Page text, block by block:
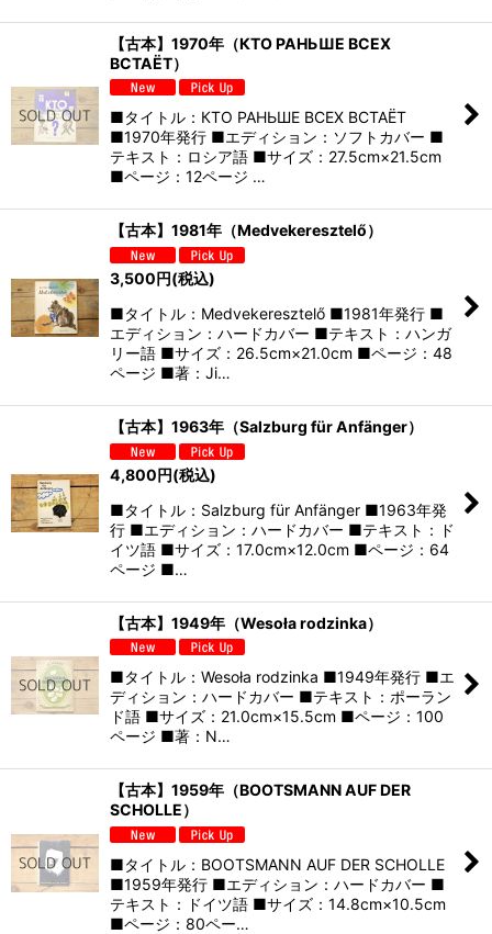
【古本】1970年（КТО РАНЬШЕ BCEX
ВСТАЁТ）
■タイトル：КТО РАНЬШЕ BCEX ВСТАЁТ
■1970年発行 ■エディション：ソフトカバー ■
テキスト：ロシア語 ■サイズ：27.5cm×21.5cm
■ページ：12ページ …
【古本】1981年（Medvekeresztelő）
3,500円(税込)
■タイトル：Medvekeresztelő ■1981年発行 ■
エディション：ハードカバー ■テキスト：ハンガ
リー語 ■サイズ：26.5cm×21.0cm ■ページ：48
ページ ■著：Ji…
【古本】1963年（Salzburg für Anfänger）
4,800円(税込)
■タイトル：Salzburg für Anfänger ■1963年発
行 ■エディション：ハードカバー ■テキスト：ド
イツ語 ■サイズ：17.0cm×12.0cm ■ページ：64
ページ ■…
【古本】1949年（Wesoła rodzinka）
■タイトル：Wesoła rodzinka ■1949年発行 ■エ
ディション：ハードカバー ■テキスト：ポーラン
ド語 ■サイズ：21.0cm×15.5cm ■ページ：100
ページ ■著：N…
【古本】1959年（BOOTSMANN AUF DER
SCHOLLE）
■タイトル：BOOTSMANN AUF DER SCHOLLE
■1959年発行 ■エディション：ハードカバー ■
テキスト：ドイツ語 ■サイズ：14.8cm×10.5cm
■ページ：80ペー…